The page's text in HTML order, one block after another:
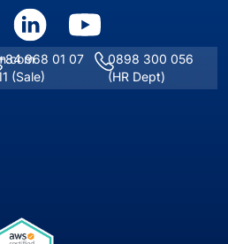
968 01 07
(Sale)
0898 300 056
(HR Dept)